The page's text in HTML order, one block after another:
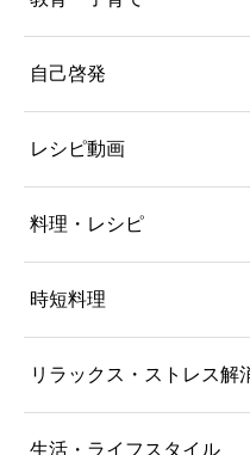
自己啓発
レシピ動画
料理・レシピ
時短料理
リラックス・ストレス解
生活・ライフスタイル